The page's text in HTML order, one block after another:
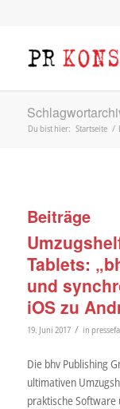
Du bist hier: Startseite /
Beiträge
Tablets:
und
iOS zu
19. Juni 2017 / in
Die bhv Publishing
ultimativen
praktische